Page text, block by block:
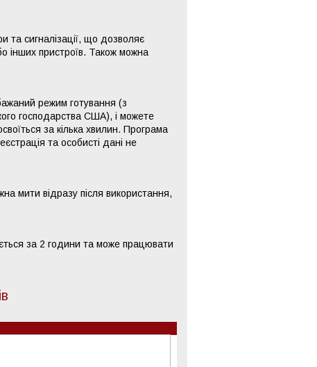
та сигналізації, що дозволяє
інших пристроїв. Також можна
режим готування (з
господарства США), і можете
за кілька хвилин. Програма
та особисті дані не
мити відразу після використання,
за 2 години та може працювати